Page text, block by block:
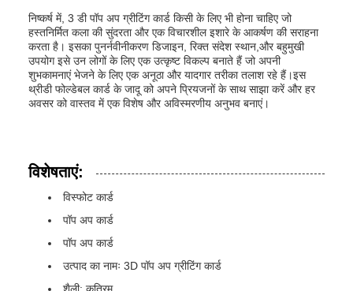
निष्कर्ष में, 3 डी पॉप अप ग्रीटिंग कार्ड किसी के लिए भी होना चाहिए जो
हस्तनिर्मित कला की सुंदरता और एक विचारशील इशारे के आकर्षण की सराहना
करता है। इसका पुनर्नवीनीकरण डिजाइन, रिक्त संदेश स्थान,और बहुमुखी
उपयोग इसे उन लोगों के लिए एक उत्कृष्ट विकल्प बनाते हैं जो अपनी
शुभकामनाएं भेजने के लिए एक अनूठा और यादगार तरीका तलाश रहे हैं।इस
थ्रीडी फोल्डेबल कार्ड के जादू को अपने प्रियजनों के साथ साझा करें और हर
अवसर को वास्तव में एक विशेष और अविस्मरणीय अनुभव बनाएं।
विशेषताएं:
विस्फोट कार्ड
पॉप अप कार्ड
पॉप अप कार्ड
उत्पाद का नामः 3D पॉप अप ग्रीटिंग कार्ड